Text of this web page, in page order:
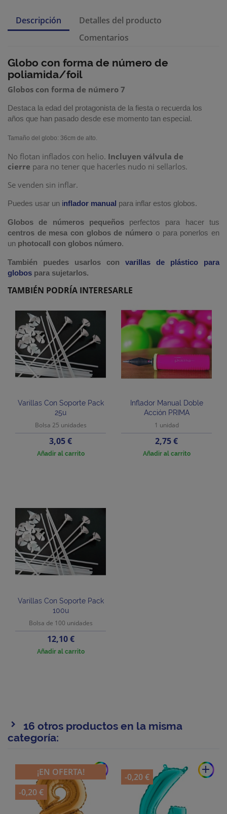
Descripción
Detalles del producto
Comentarios
Globo con forma de número de
poliamida/foil
Globos con forma de número 7
Destaca la edad del protagonista de la fiesta o recuerda los
años que han pasado desde ese momento tan especial.
Tamaño del globo: 36cm de alto.
No flotan inflados con helio. Incluyen válvula de
cierre para no tener que hacerles nudo ni sellarlos.
Se venden sin inflar.
Puedes usar un inflador manual para inflar estos globos.
Globos de números pequeñosperfectos para hacer tus
centros de mesa con globos de número o para ponerlos en
un photocall con globos número.
También puedes usarlos con varillas de plástico para
globos para sujetarlos.
TAMBIÉN PODRÍA INTERESARLE
Varillas Con Soporte Pack
25u
Bolsa 25 unidades
Precio
3,05 €
Añadir al carrito
Inflador Manual Doble
Acción PRIMA
1 unidad
Precio
2,75 €
Añadir al carrito
Varillas Con Soporte Pack
100u
Bolsa de 100 unidades
Precio
12,10 €
Añadir al carrito
16 otros productos en la misma
categoría:
add
¡EN OFERTA!
-0,20 €
add
-0,20 €